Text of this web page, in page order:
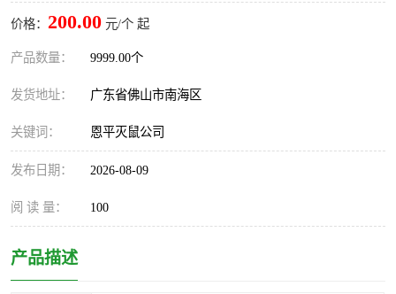
价格： 200.00 元/个 起
产品数量： 9999.00个
发货地址： 广东省佛山市南海区
关键词： 恩平灭鼠公司
发布日期： 2026-08-09
阅 读 量： 100
产品描述